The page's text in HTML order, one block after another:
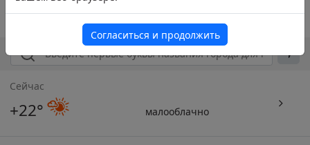
Сейчас
+22° малооблачно
Согласиться и продолжить